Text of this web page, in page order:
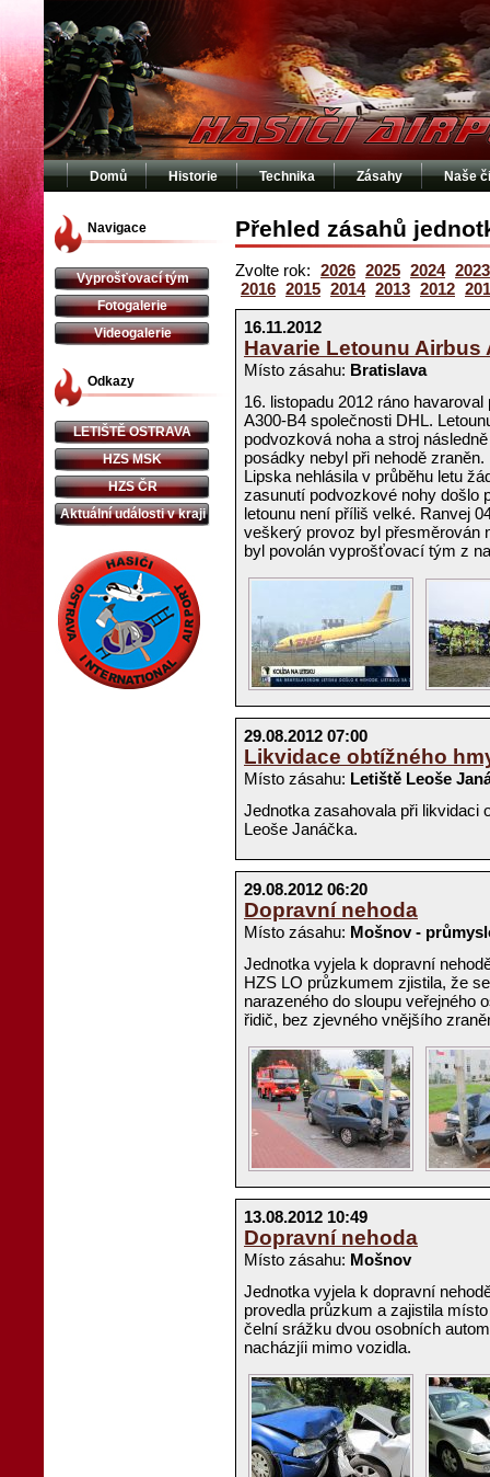
Domů Historie Technika Zásahy Naše
Navigace
Vyprošťovací tým
Fotogalerie
Videogalerie
Odkazy
LETIŠTĚ OSTRAVA
HZS MSK
HZS ČR
Aktuální události v kraji
Přehled zásahů
Zvolte rok: 2026 2025 2024 2023
2016 2015 2014 2013 2012
16.11.2012
Havarie Letounu
Místo zásahu: Bratislava
16. listopadu 2012 ráno
A300-B4 společnosti DHL.
podvozková noha a stroj
posádky nebyl při nehodě
Lipska nehlásila v průběhu letu
zasunutí podvozkové nohy došlo
letounu není příliš velké. Ranvej
veškerý provoz byl přesměrován
byl povolán vyprošťovací tým z
29.08.2012 07:00
Likvidace obtížného
Místo zásahu: Letiště Leoše
Jednotka zasahovala při likvidaci
Leoše Janáčka.
29.08.2012 06:20
Dopravní nehoda
Místo zásahu: Mošnov -
Jednotka vyjela k dopravní
HZS LO průzkumem zjistila, že
narazeného do sloupu veřejného
řidič, bez zjevného vnějšího
13.08.2012 10:49
Dopravní nehoda
Místo zásahu: Mošnov
Jednotka vyjela k dopravní
provedla průzkum a zajistila
čelní srážku dvou osobních
nacházjíi mimo vozidla.